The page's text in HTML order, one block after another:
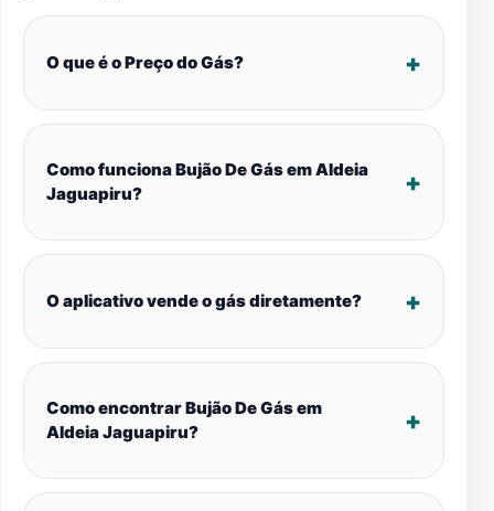
O que é o Preço do Gás?
Como funciona Bujão De Gás em Aldeia
Jaguapiru?
O aplicativo vende o gás diretamente?
Como encontrar Bujão De Gás em
Aldeia Jaguapiru?